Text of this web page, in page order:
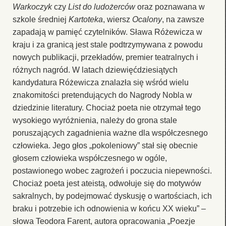
Warkoczykczy List do ludożercóworaz poznawana w
szkole średniej Kartoteka, wiersz Ocalony, na zawsze
zapadają w pamięć czytelników. Sława Różewicza w
kraju i za granicą jest stale podtrzymywana z powodu
nowych publikacji, przekładów, premier teatralnych i
różnych nagród. W latach dziewięćdziesiątych
kandydatura Różewicza znalazła się wśród wielu
znakomitości pretendujących do Nagrody Nobla w
dziedzinie literatury. Chociaż poeta nie otrzymał tego
wysokiego wyróżnienia, należy do grona stale
poruszających zagadnienia ważne dla współczesnego
człowieka. Jego głos „pokoleniowy” stał się obecnie
głosem człowieka współczesnego w ogóle,
postawionego wobec zagrożeń i poczucia niepewności.
Chociaż poeta jest ateistą, odwołuje się do motywów
sakralnych, by podejmować dyskusję o wartościach, ich
braku i potrzebie ich odnowienia w końcu XX wieku” –
słowa Teodora Farent, autora opracowania „Poezje